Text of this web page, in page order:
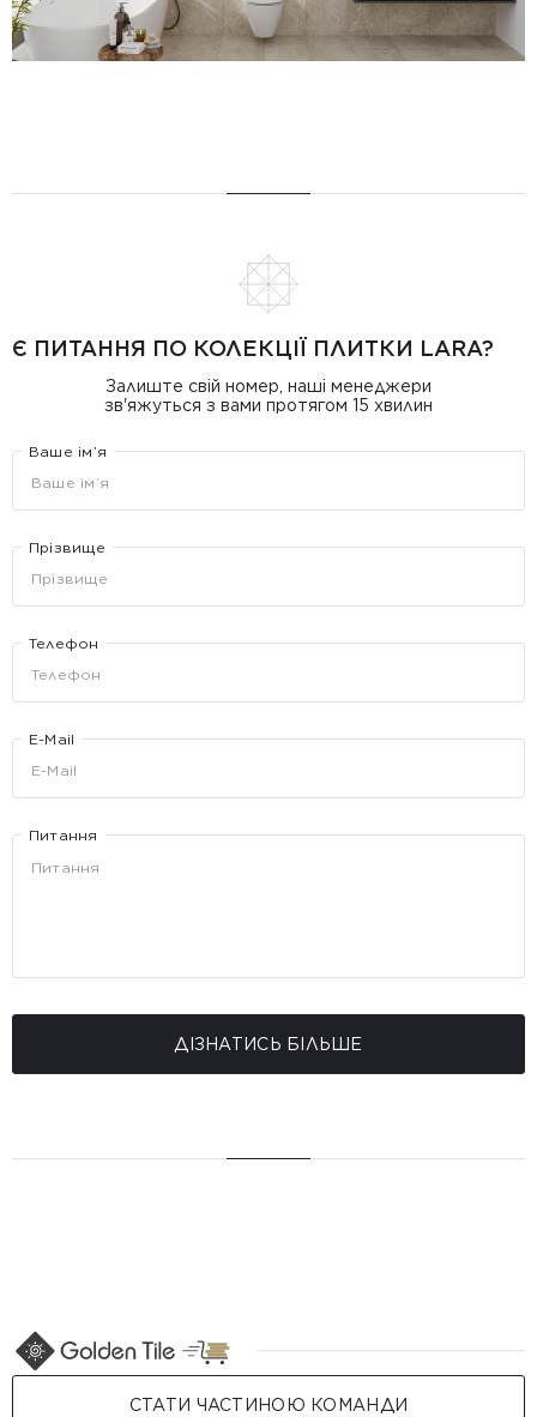
Є ПИТАННЯ ПО КОЛЕКЦІЇ ПЛИТКИ LARA?
Залиште свій номер, наші менеджери
зв'яжуться з вами протягом 15 хвилин
Ваше ім’я
Прізвище
Телефон
E-Mail
Питання
ДІЗНАТИСЬ БІЛЬШЕ
СТАТИ ЧАСТИНОЮ КОМАНДИ